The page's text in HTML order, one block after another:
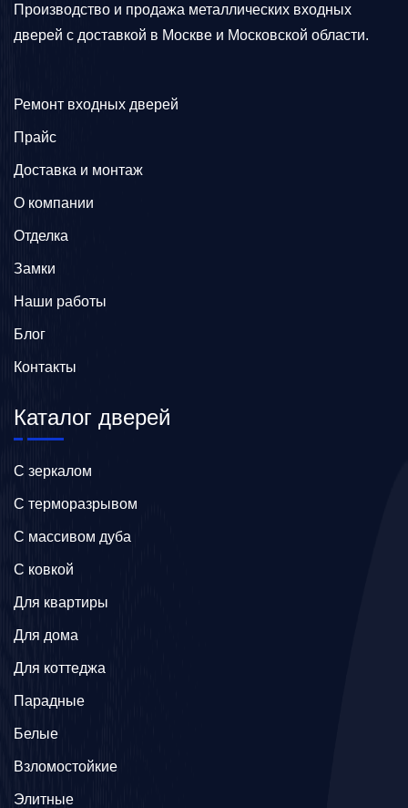
Производство и продажа металлических входных
дверей с доставкой в Москве и Московской области.
Ремонт входных дверей
Прайс
Доставка и монтаж
О компании
Отделка
Замки
Наши работы
Блог
Контакты
Каталог дверей
C зеркалом
C терморазрывом
C массивом дуба
C ковкой
Для квартиры
Для дома
Для коттеджа
Парадные
Белые
Взломостойкие
Элитные